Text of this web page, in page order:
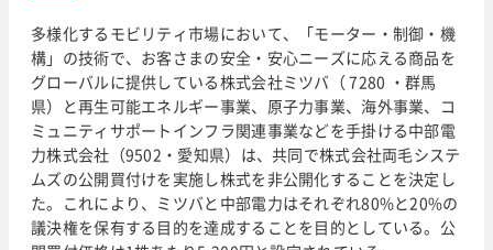
多様化するモビリティ市場において、「モーター・制御・機
構」の技術で、お客さまの安全・安心ニーズに応える商品を
グローバルに提供している株式会社ミツバ（ 7280 ・群馬
県）と再生可能エネルギー事業、原子力事業、海外事業、コ
ミュニティサポートインフラ関連事業などを手掛ける中部電
力株式会社（9502・愛知県）は、共同で株式会社両毛システ
ムズの公開買付けを実施し株式を非公開化することを決定し
た。これにより、ミツバと中部電力はそれぞれ80%と20%の
議決権を保有する目的を達成することを目的としている。公